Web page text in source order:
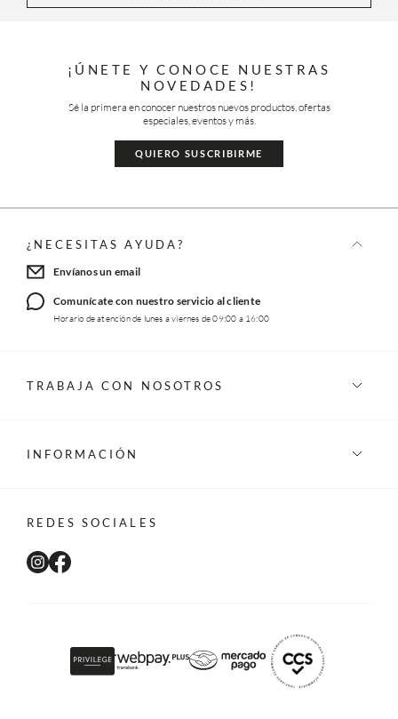
¡ÚNETE Y CONOCE NUESTRAS
NOVEDADES!
Sé la primera en conocer nuestros nuevos productos, ofertas
especiales, eventos y más.
QUIERO SUSCRIBIRME
¿NECESITAS AYUDA?
Envíanos un email
Comunícate con nuestro servicio al cliente
Horario de atención de lunes a viernes de 09:00 a 16:00
TRABAJA CON NOSOTROS
INFORMACIÓN
REDES SOCIALES